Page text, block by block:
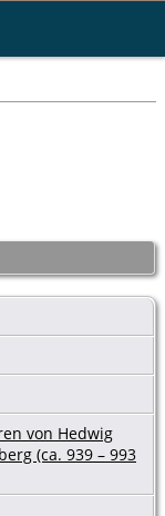
von Hedwig
(ca. 939 – 993